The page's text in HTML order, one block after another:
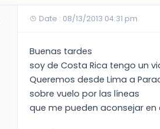
Date : 08/13/2013 04:31 pm
Buenas tardes
soy de Costa Rica tengo un
Queremos desde Lima a
sobre vuelo por las líneas
que me pueden aconsejar